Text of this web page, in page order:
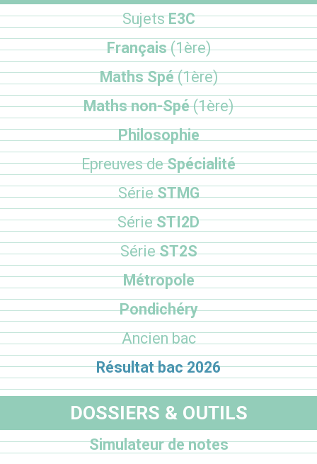
SujetsE3C
Français(1ère)
Maths Spé(1ère)
Maths non-Spé(1ère)
Philosophie
Epreuves deSpécialité
SérieSTMG
SérieSTI2D
SérieST2S
Métropole
Pondichéry
Ancien bac
Résultat bac 2026
DOSSIERS & OUTILS
Simulateur de notes